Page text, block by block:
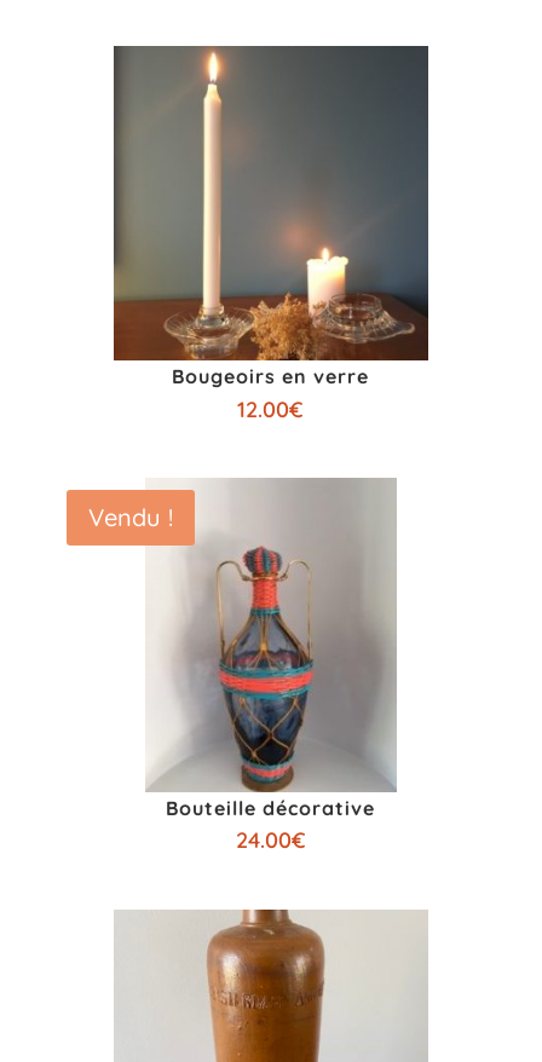
Bougeoirs en verre
12.00€
Bouteille décorative
24.00€
Vendu !